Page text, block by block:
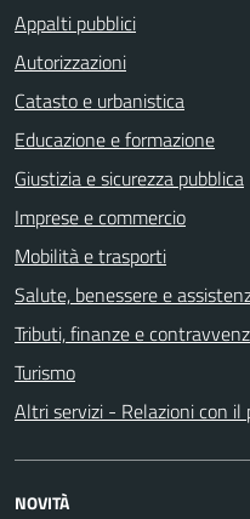
Appalti pubblici
Autorizzazioni
Catasto e urbanistica
Educazione e formazione
Giustizia e sicurezza pubblica
Imprese e commercio
Mobilità e trasporti
Salute, benessere e
Tributi, finanze e
Turismo
Altri servizi - Relazioni con il
NOVITÀ